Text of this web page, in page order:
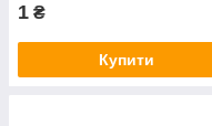
1 ₴
Купити